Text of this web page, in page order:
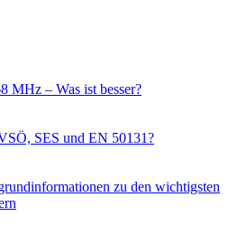
MHz – Was ist besser?
SES und EN 50131?
zu den wichtigsten